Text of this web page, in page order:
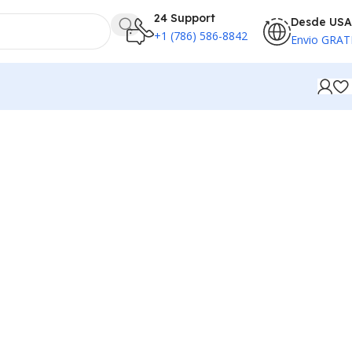
24 Support
+1 (786) 586-8842
Desde USA
Envio